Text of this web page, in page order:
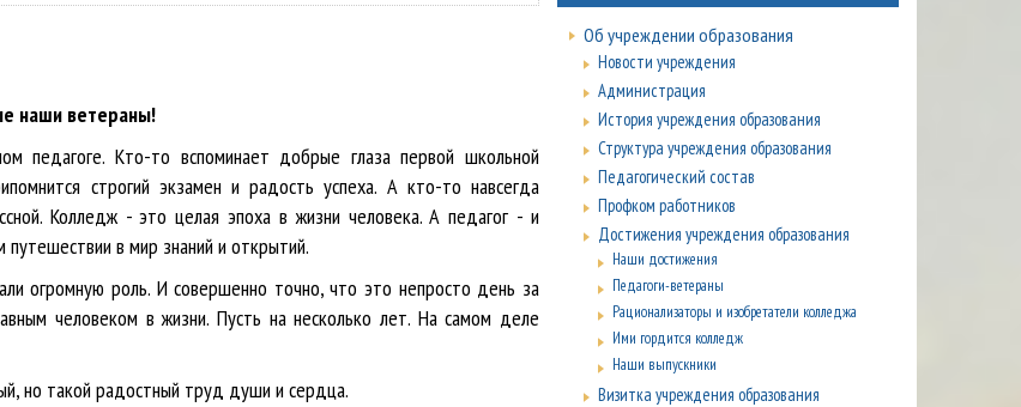
наши ветераны!
педагоге. Кто-то вспоминает добрые глаза первой школьной
строгий экзамен и радость успеха. А кто-то навсегда
Колледж - это целая эпоха в жизни человека. А педагог - и
в мир знаний и открытий.
огромную роль. И совершенно точно, что это непросто день за
человеком в жизни. Пусть на несколько лет. На самом деле
но такой радостный труд души и сердца.
Об учреждении образования
Новости учреждения
Администрация
История учреждения образования
Структура учреждения образования
Педагогический состав
Профком работников
Достижения учреждения образования
Наши достижения
Педагоги-ветераны
Рационализаторы и изобретатели колледжа
Ими гордится колледж
Наши выпускники
Визитка учреждения образования